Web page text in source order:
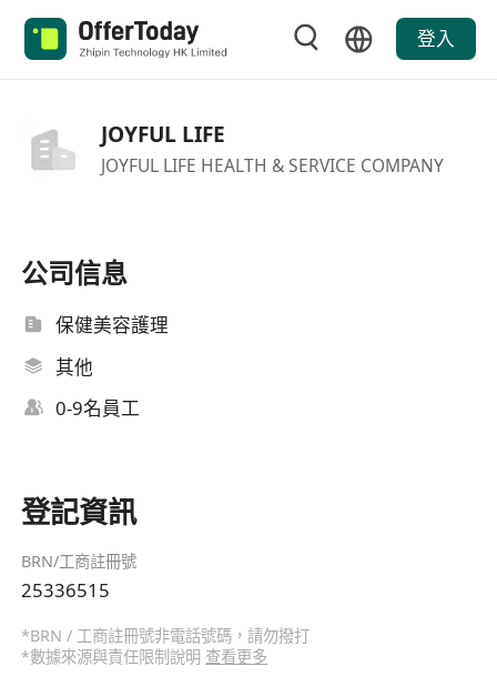
登入
JOYFUL LIFE
JOYFUL LIFE HEALTH & SERVICE COMPANY
公司信息
保健美容護理
其他
0-9名員工
登記資訊
BRN/工商註冊號
25336515
*BRN / 工商註冊號非電話號碼，請勿撥打
*數據來源與責任限制說明 查看更多